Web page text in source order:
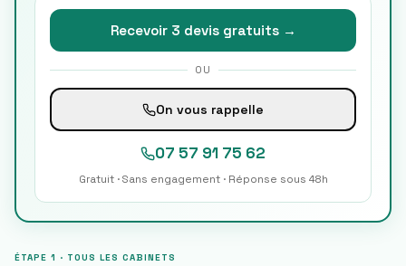
Recevoir 3 devis gratuits →
OU
On vous rappelle
07 57 91 75 62
Gratuit · Sans engagement · Réponse sous 48h
ÉTAPE 1 · TOUS LES CABINETS